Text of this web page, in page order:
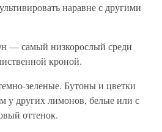
наравне с другими
— самый низкорослый среди
кроной.
зеленые. Бутоны и цветки
у других лимонов, белые или с
оттенок.